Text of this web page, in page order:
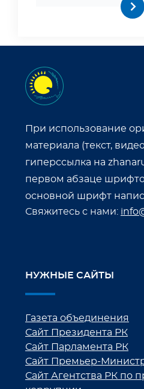
При использование
материала (текст,
гиперссылка на
первом абзаце
основной шрифт
Свяжитесь с нами:
НУЖНЫЕ САЙТЫ
Газета объединения
Сайт Президента РК
Сайт Парламента РК
Сайт Премьер-
Сайт Агентства РК по